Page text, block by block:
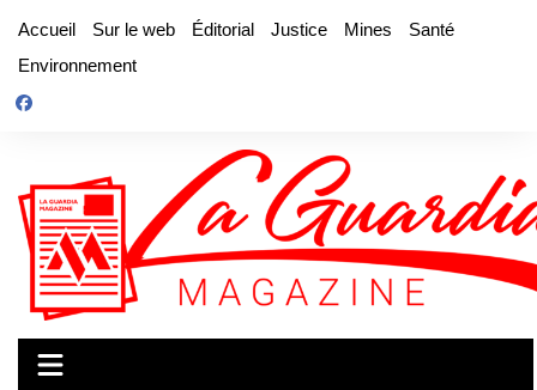
contenu
Accueil Sur le web Éditorial Justice Mines
Santé
Environnement